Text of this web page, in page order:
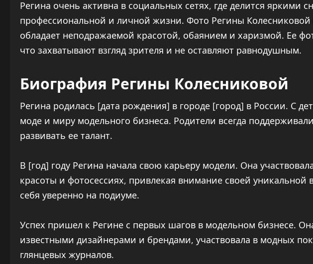
Регина очень активна в социальных сетях, где делится яркими
профессиональной и личной жизни. Фото Регины Колесниковой
обладает неподражаемой красотой, обаянием и харизмой. Ее
что захватывают взгляд зрителя и не оставляют равнодушным.
Биография Регины Колесниковой
Регина родилась [дата рождения] в городе [город] в России. С
моде и миру модельного бизнеса. Родители всегда
развивать ее талант.
В [год] году Регина начала свою карьеру модели. Она
красоты и фотосессиях, привлекая внимание своей уникальной
себя уверенно на подиуме.
Успех пришел к Регине с первых шагов в модельном бизнесе.
известными дизайнерами и брендами, участвовала в модных
глянцевых журналов.